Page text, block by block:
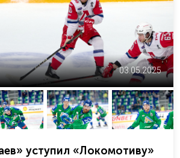
03.05.2025
уступил «Локомотиву»